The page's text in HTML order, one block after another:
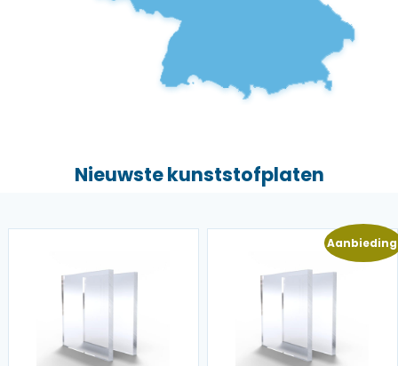
Nieuwste kunststofplaten